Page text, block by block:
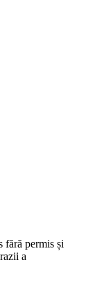
fără permis și
a